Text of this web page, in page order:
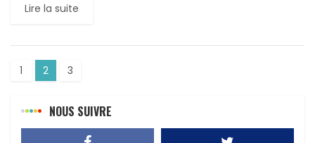
Lire la suite
1 2 3
NOUS SUIVRE